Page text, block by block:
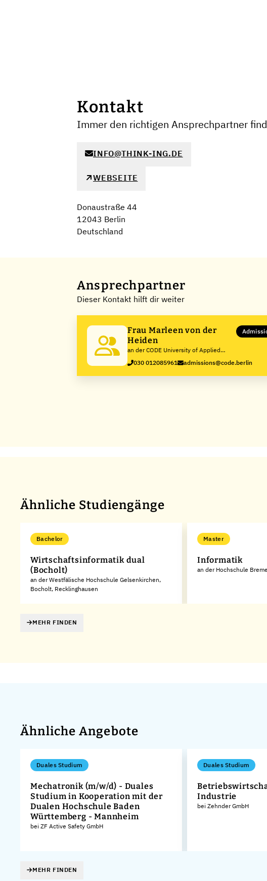
Kontakt
Immer den richtigen Ansprechpartner
INFO@THINK-ING.DE
WEBSEITE
Donaustraße 44
12043 Berlin
Deutschland
Ansprechpartner
Dieser Kontakt hilft dir weiter
Frau Marleen von der
Heiden
an der CODE University of Applied
Sciences
030 012085961 admissions@code.berlin
Ähnliche Studiengänge
Bachelor
Wirtschaftsinformatik dual
(Bocholt)
an der Westfälische Hochschule Gelsenkirchen,
Bocholt, Recklinghausen
Master
Informatik
an der Hochschule
MEHR FINDEN
Ähnliche Angebote
Duales Studium
Mechatronik (m/w/d) - Duales
Studium in Kooperation mit der
Dualen Hochschule Baden
Württemberg - Mannheim
bei ZF Active Safety GmbH
Duales Studium
Industrie
bei Zehnder GmbH
MEHR FINDEN